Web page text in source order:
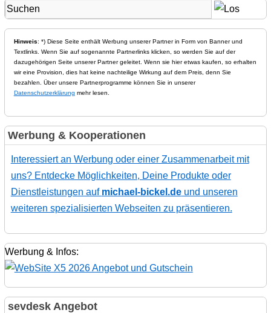
Hinweis: *) Diese Seite enthält Werbung unserer Partner in Form von Banner und
Textlinks. Wenn Sie auf sogenannte Partnerlinks klicken, so werden Sie auf der
dazugehörigen Seite unserer Partner geleitet. Wenn sie hier etwas kaufen, so erhalten
wir eine Provision, dies hat keine nachteilige Wirkung auf dem Preis, denn Sie
bezahlen. Über unsere Partnerprogramme können Sie in unserer
Datenschutzerklärung mehr lesen.
Werbung & Kooperationen
Interessiert an Werbung oder einer Zusammenarbeit mit
uns? Entdecke Möglichkeiten, Deine Produkte oder
Dienstleistungen auf michael-bickel.deund unseren
weiteren spezialisierten Webseiten zu präsentieren.
Werbung & Infos:
sevdesk Angebot